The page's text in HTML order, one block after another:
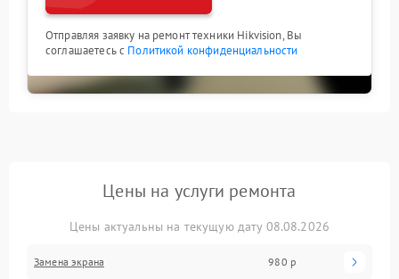
Отправляя заявку на ремонт техники Hikvision, Вы
соглашаетесь с Политикой конфиденциальности
Цены на услуги ремонта
Цены актуальны на текущую дату 08.08.2026
Замена экрана 980 р